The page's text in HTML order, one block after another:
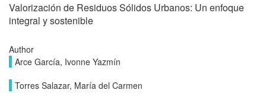
Valorización de Residuos Sólidos Urbanos: Un enfoque
integral y sostenible
Author
Arce García, Ivonne Yazmín
Torres Salazar, María del Carmen